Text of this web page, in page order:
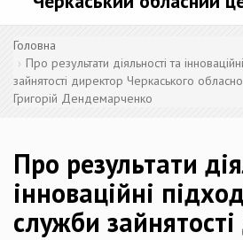
Головна
Про результати діяльності та
зайнятості директор Черкаського
Григорій Дендемарченко
Про результати
інноваційні
служби